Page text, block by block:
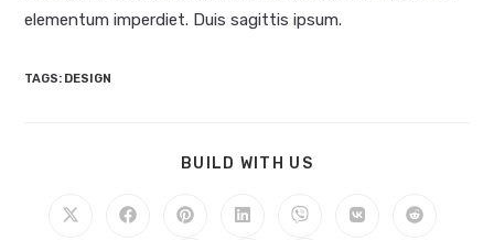
elementum imperdiet. Duis sagittis ipsum.
TAGS: DESIGN
BUILD WITH USSHARE
Opens
Opens
Opens
Opens
Opens
Opens
Opens